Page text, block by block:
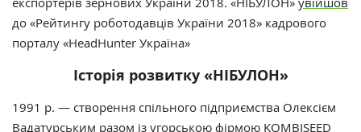
до «Рейтингу роботодавців України 2018» кадрового
порталу «HeadHunter Україна»
Історія розвитку «НІБУЛОН»
1991 р. — створення спільного підприємства Олексієм
Вадатурським разом із угорською фірмою KOMBISEED